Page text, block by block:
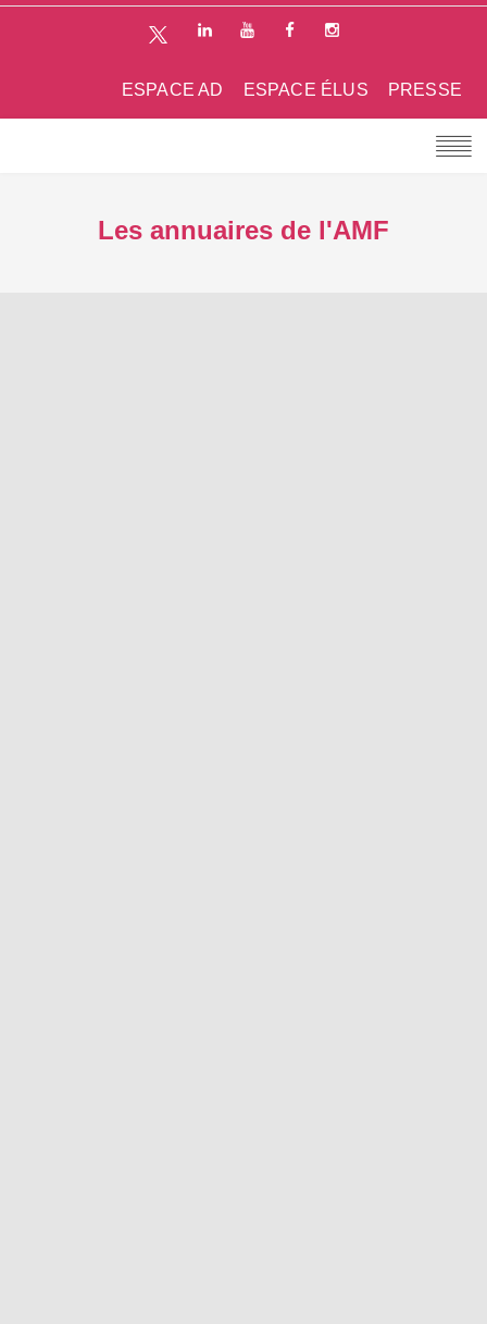
PRESSE
ESPACE ÉLUS
ESPACE AD
Les annuaires de l'AMF